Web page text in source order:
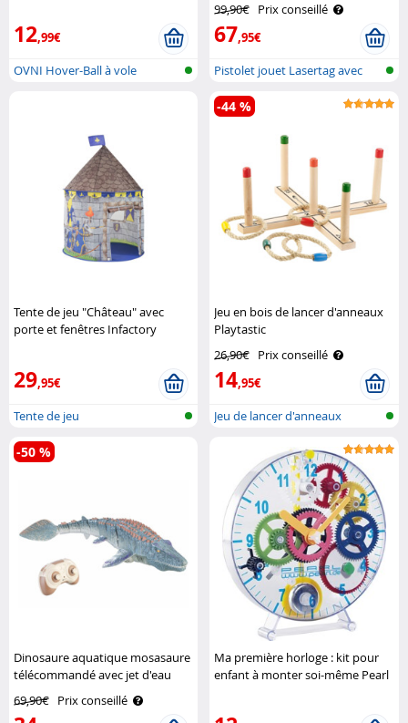
12,99€
OVNI Hover-Ball à vole
99,90€ Prix conseillé
67,95€
Pistolet jouet Lasertag avec
projec..
Tente de jeu "Château" avec
porte et fenêtres Infactory
29,95€
Tente de jeu
Jeu en bois de lancer d'anneaux
Playtastic
26,90€ Prix conseillé
14,95€
-44 %
Jeu de lancer d'anneaux
Dinosaure aquatique mosasaure
télécommandé avec jet d'eau
69,90€ Prix conseillé
-50 %
Ma première horloge : kit pour
enfant à monter soi-même Pearl